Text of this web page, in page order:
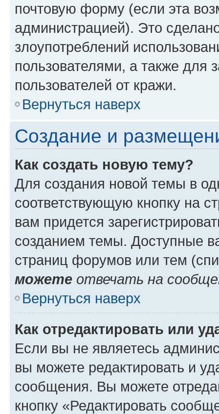
почтовую форму (если эта
администрацией). Это
злоупотреблений
пользователями, а также для
пользователей от кражи.
Вернуться наверх
Создание и
Как создать новую тему?
Для создания новой темы в
соответствующую кнопку на
вам придется
созданием темы. Доступные
страниц форумов или тем
можете отвечать на
Вернуться наверх
Как отредактировать или
Если вы не являетесь
вы можете редактировать и
сообщения. Вы можете
кнопку «Редактировать